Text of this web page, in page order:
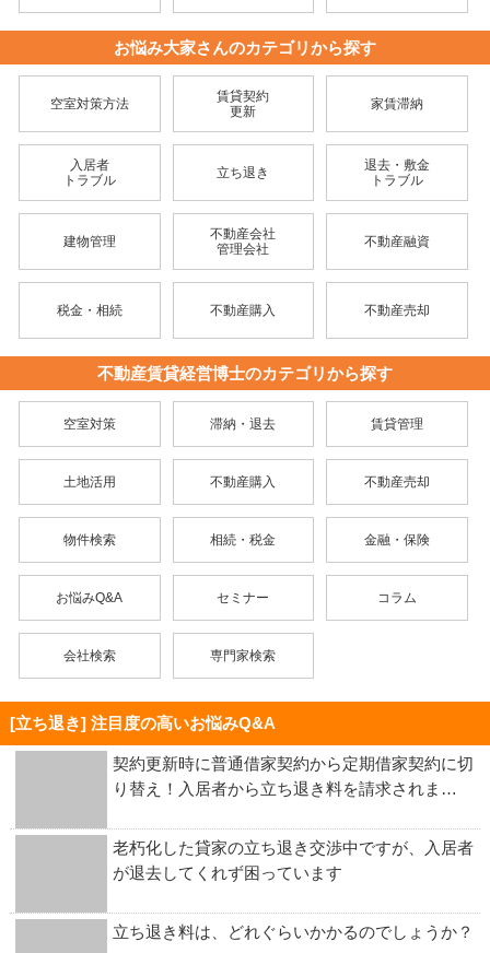
お悩み大家さんのカテゴリから探す
空室対策方法
賃貸契約
更新
家賃滞納
入居者
トラブル
立ち退き
退去・敷金
トラブル
建物管理
不動産会社
管理会社
不動産融資
税金・相続 不動産購入 不動産売却
不動産賃貸経営博士のカテゴリから探す
空室対策 滞納・退去 賃貸管理
土地活用 不動産購入 不動産売却
物件検索 相続・税金 金融・保険
お悩みQ&A セミナー コラム
会社検索 専門家検索
[立ち退き] 注目度の高いお悩みQ&A
契約更新時に普通借家契約から定期借家契約に切
り替え！入居者から立ち退き料を請求されま…
老朽化した貸家の立ち退き交渉中ですが、入居者
が退去してくれず困っています
立ち退き料は、どれぐらいかかるのでしょうか？